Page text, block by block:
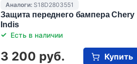
Аналоги: S18D2803551
Защита переднего бампера Chery
Indis
Есть в наличии
3 200 руб. Купить